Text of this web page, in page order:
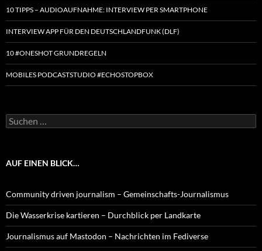
10 TIPPS – AUDIOAUFNAHME: INTERVIEW PER SMARTPHONE
INTERVIEW APP FÜR DEN DEUTSCHLANDFUNK (DLF)
10 #ONESHOT GRUNDREGELN
MOBILES PODCASTSTUDIO #ECHOSTOPBOX
Suchen
nach:
AUF EINEN BLICK…
Community driven journalism – Gemeinschafts-Journalismus
Die Wasserkrise kartieren – Durchblick per Landkarte
Journalismus auf Mastodon – Nachrichten im Fediverse